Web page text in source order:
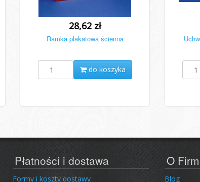
28,62 zł
Ramka plakatowa ścienna
do koszyka
Płatności i dostawa
Formy i koszty dostawy
O
Blog